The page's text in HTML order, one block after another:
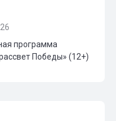
программа
Победы» (12+)